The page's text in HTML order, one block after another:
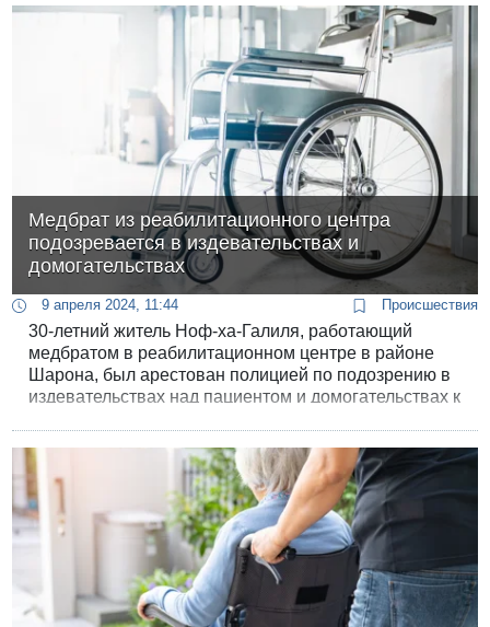
Медбрат из реабилитационного центра
подозревается в издевательствах и
домогательствах
9 апреля 2024, 11:44 Происшествия
30-летний житель Ноф-ха-Галиля, работающий
медбратом в реабилитационном центре в районе
Шарона, был арестован полицией по подозрению в
издевательствах над пациентом и домогательствах к